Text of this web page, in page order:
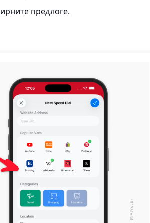
предлоге.